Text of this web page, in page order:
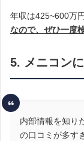
年収は425~600万円
なので、ぜひ一度
5. メニコン
内部情報を知り
の口コミが多す